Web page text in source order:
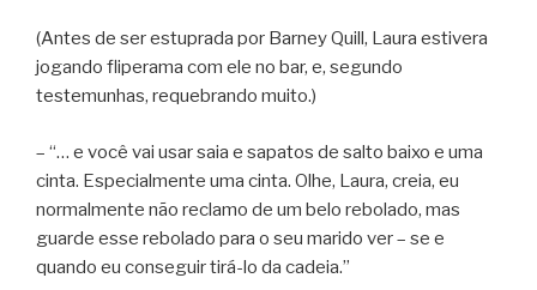
(Antes de ser estuprada por Barney Quill, Laura estivera
jogando fliperama com ele no bar, e, segundo
testemunhas, requebrando muito.)
– “… e você vai usar saia e sapatos de salto baixo e uma
cinta. Especialmente uma cinta. Olhe, Laura, creia, eu
normalmente não reclamo de um belo rebolado, mas
guarde esse rebolado para o seu marido ver – se e
quando eu conseguir tirá-lo da cadeia.”